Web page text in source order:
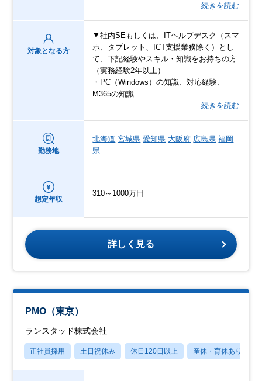
…続きを読む
対象となる方
▼社内SEもしくは、ITヘルプデスク（スマ
ホ、タブレット、ICT支援業務除く）とし
て、下記経験やスキル・知識をお持ちの方
（実務経験2年以上）
・PC（Windows）の知識、対応経験、
M365の知識
…続きを読む
勤務地
北海道 宮城県 愛知県 大阪府 広島県 福岡
県
想定年収
310～1000万円
詳しく見る
PMO（東京）
ランスタッド株式会社
正社員採用 土日祝休み 休日120日以上 産休・育休あり